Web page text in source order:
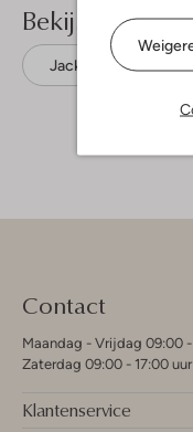
Bekijk meer
Jacks
Contact
Maandag - Vrijdag 09:00 -
Zaterdag 09:00 - 17:00 uur
Klantenservice